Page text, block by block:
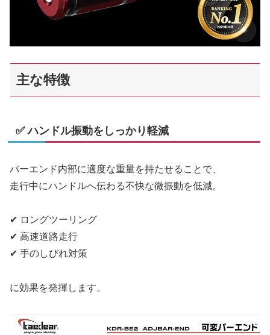
主な特徴
✅ ハンドル振動をしっかり軽減
バーエンド内部に適度な重量を持たせることで、
走行中にハンドルへ伝わる不快な微振動を低減。
✔ ロングツーリング
✔ 高速道路走行
✔ 手のしびれ対策
に効果を発揮します。